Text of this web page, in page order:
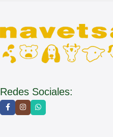
Redes Sociales: